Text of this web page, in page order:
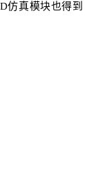
仿真模块也得到